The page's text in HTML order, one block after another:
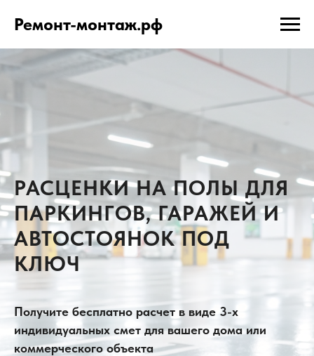
Ремонт-монтаж.рф
РАСЦЕНКИ НА ПОЛЫ ДЛЯ
ПАРКИНГОВ, ГАРАЖЕЙ И
АВТОСТОЯНОК ПОД
КЛЮЧ
Получите бесплатно расчет в виде 3-х
индивидуальных смет для вашего дома или
коммерческого объекта